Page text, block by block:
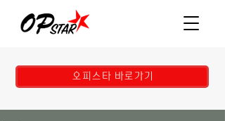
오피스타 바로가기